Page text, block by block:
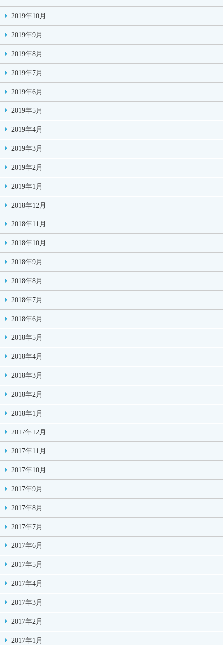
2019年10月
2019年9月
2019年8月
2019年7月
2019年6月
2019年5月
2019年4月
2019年3月
2019年2月
2019年1月
2018年12月
2018年11月
2018年10月
2018年9月
2018年8月
2018年7月
2018年6月
2018年5月
2018年4月
2018年3月
2018年2月
2018年1月
2017年12月
2017年11月
2017年10月
2017年9月
2017年8月
2017年7月
2017年6月
2017年5月
2017年4月
2017年3月
2017年2月
2017年1月